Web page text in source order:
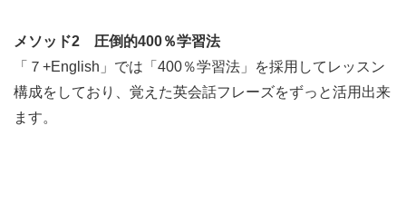
メソッド2 圧倒的400％学習法
「７+English」では「400％学習法」を採用してレッスン
構成をしており、覚えた英会話フレーズをずっと活用出来
ます。